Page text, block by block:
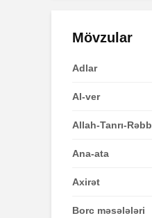
Mövzular
Adlar
Al-ver
Allah-Tanrı-Rəbb
Ana-ata
Axirət
Borc məsələləri